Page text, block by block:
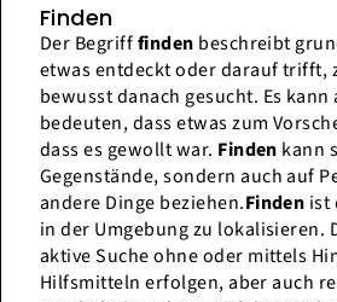
Finden
Der Begrifffinden beschreibt
etwas entdeckt oder darauf trifft,
bewusst danach gesucht. Es kann
bedeuten, dass etwas zum
dass es gewollt war. Finden kann
Gegenstände, sondern auch auf
andere Dinge beziehen.Finden ist
in der Umgebung zu lokalisieren.
aktive Suche ohne oder mittels
Hilfsmitteln erfolgen, aber auch